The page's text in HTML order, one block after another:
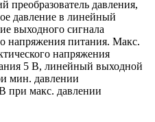
преобразователь давления,
давление в линейный
выходного сигнала
напряжения питания. Макс.
напряжения
5 В, линейный выходной
мин. давлении
при макс. давлении